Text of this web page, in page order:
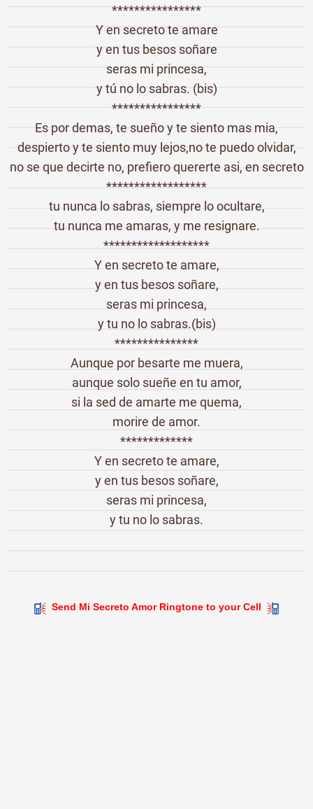
****************
Y en secreto te amare
y en tus besos soñare
seras mi princesa,
y tú no lo sabras. (bis)
****************
Es por demas, te sueño y te siento mas mia,
despierto y te siento muy lejos,no te puedo olvidar,
no se que decirte no, prefiero quererte asi, en secreto
******************
tu nunca lo sabras, siempre lo ocultare,
tu nunca me amaras, y me resignare.
*******************
Y en secreto te amare,
y en tus besos soñare,
seras mi princesa,
y tu no lo sabras.(bis)
***************
Aunque por besarte me muera,
aunque solo sueñe en tu amor,
si la sed de amarte me quema,
morire de amor.
*************
Y en secreto te amare,
y en tus besos soñare,
seras mi princesa,
y tu no lo sabras.
Send Mi Secreto Amor Ringtone to your Cell